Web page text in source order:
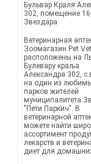
Бульвар Краля
302, помещение 16,
Звездара
Ветеринарная
Зоомагазин Pet
расположены на
Булевару краља
Александра 302, с
на один из
парков жителей
муниципалитета
"Пети Паркич". В
ветеринарной
можете найти
ассортимент
лекарств и
диет для